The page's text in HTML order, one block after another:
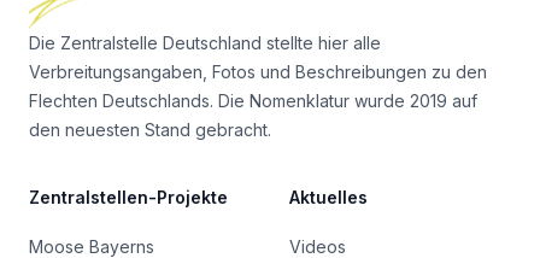
Die Zentralstelle Deutschland stellte hier alle
Verbreitungsangaben, Fotos und Beschreibungen zu den
Flechten Deutschlands. Die Nomenklatur wurde 2019 auf
den neuesten Stand gebracht.
Zentralstellen-Projekte
Moose Bayerns
Aktuelles
Videos